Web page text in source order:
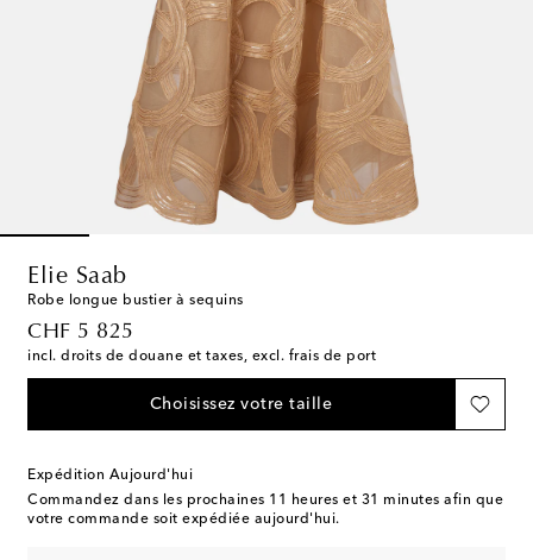
Elie Saab
Robe longue bustier à sequins
CHF 5 825
original price
incl. droits de douane et taxes, excl. frais de port
Choisissez votre taille
Expédition Aujourd'hui
Commandez dans les prochaines 11 heures et 31 minutes afin que
votre commande soit expédiée aujourd'hui.